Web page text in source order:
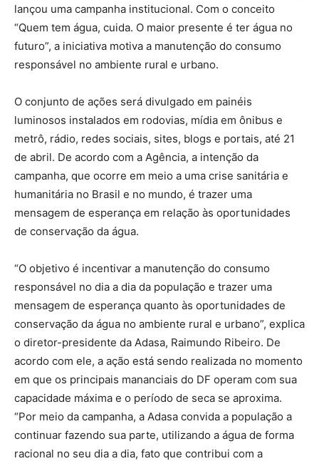
lançou uma campanha institucional. Com o conceito
“Quem tem água, cuida. O maior presente é ter água no
futuro”, a iniciativa motiva a manutenção do consumo
responsável no ambiente rural e urbano.
O conjunto de ações será divulgado em painéis
luminosos instalados em rodovias, mídia em ônibus e
metrô, rádio, redes sociais, sites, blogs e portais, até 21
de abril. De acordo com a Agência, a intenção da
campanha, que ocorre em meio a uma crise sanitária e
humanitária no Brasil e no mundo, é trazer uma
mensagem de esperança em relação às oportunidades
de conservação da água.
“O objetivo é incentivar a manutenção do consumo
responsável no dia a dia da população e trazer uma
mensagem de esperança quanto às oportunidades de
conservação da água no ambiente rural e urbano”, explica
o diretor-presidente da Adasa, Raimundo Ribeiro. De
acordo com ele, a ação está sendo realizada no momento
em que os principais mananciais do DF operam com sua
capacidade máxima e o período de seca se aproxima.
“Por meio da campanha, a Adasa convida a população a
continuar fazendo sua parte, utilizando a água de forma
racional no seu dia a dia, fato que contribui com a